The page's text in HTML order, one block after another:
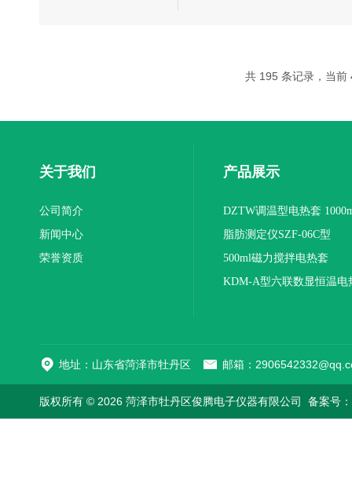
共 195 条记录，当
关于我们
公司简介
新闻中心
荣誉资质
产品展示
DZTW调温型电热套
联
脂肪测定仪SZF-06C型
500ml磁力搅拌电热套
KDM-A型六联数显恒温电
地址：山东省菏泽市牡丹区 邮箱：
版权所有 © 2026 菏泽市牡丹区俊腾电子仪器有限公司 备案号